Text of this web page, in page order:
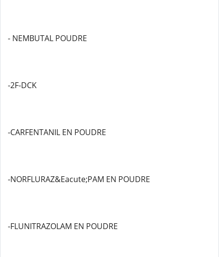
- NEMBUTAL POUDRE
-2F-DCK
-CARFENTANIL EN POUDRE
-NORFLURAZ&Eacute;PAM EN POUDRE
-FLUNITRAZOLAM EN POUDRE